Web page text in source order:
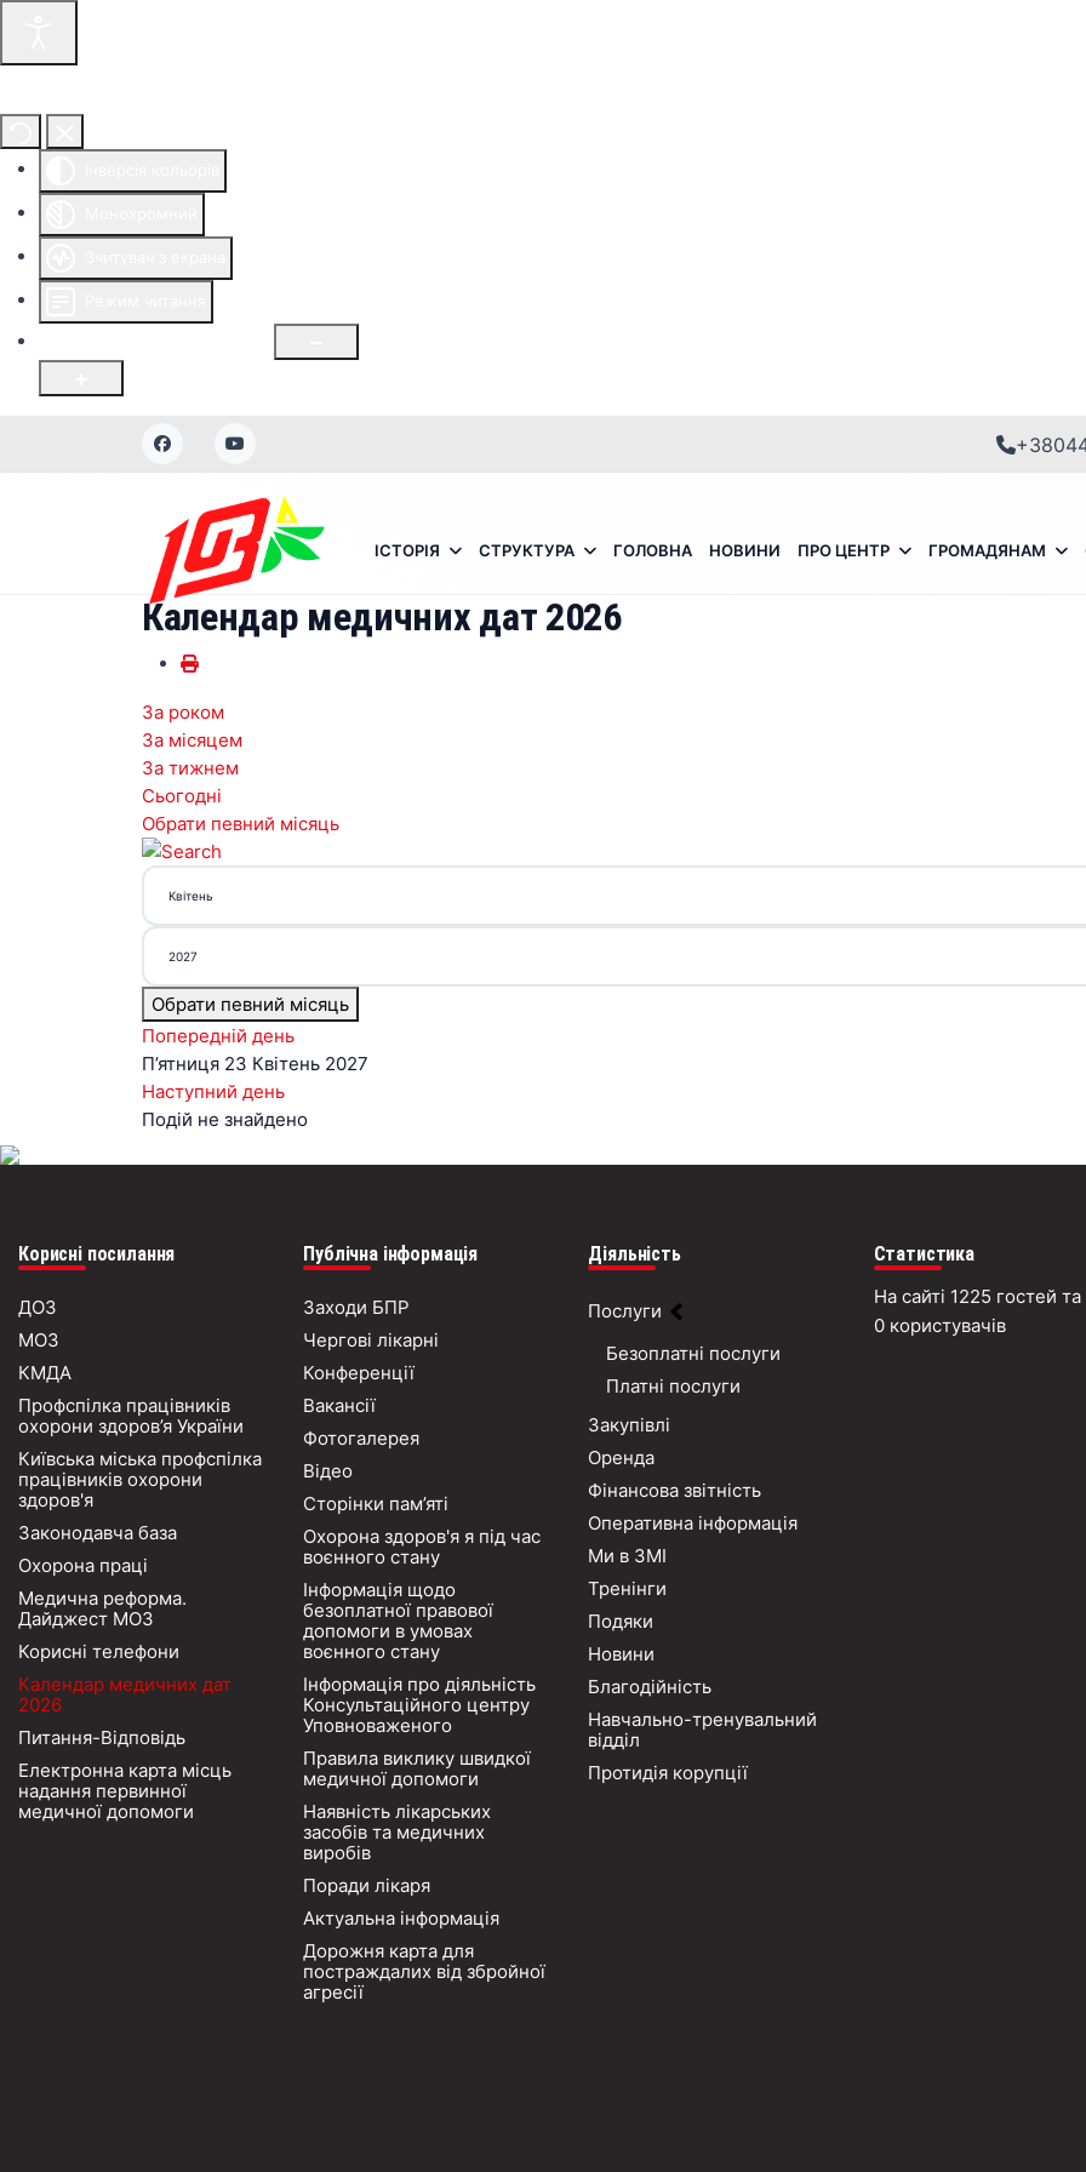
ІСТОРІЯ СТРУКТУРА ГОЛОВНА НОВИНИ ПРО ЦЕНТР ГРОМАДЯНАМ
Календар медичних дат 2026
За роком
За місяцем
За тижнем
Сьогодні
Обрати певний місяць
Обрати певний місяць
Попередній день
П’ятниця 23 Квітень 2027
Наступний день
Подій не знайдено
Корисні посилання
ДОЗ
МОЗ
КМДА
Профспілка працівників
охорони здоров’я України
Київська міська профспілка
працівників охорони
здоров'я
Законодавча база
Охорона праці
Медична реформа.
Дайджест МОЗ
Корисні телефони
Календар медичних дат
2026
Питання-Відповідь
Електронна карта місць
надання первинної
медичної допомоги
Публічна інформація
Заходи БПР
Чергові лікарні
Конференції
Вакансії
Фотогалерея
Відео
Сторінки пам’яті
Охорона здоров'я я під час
воєнного стану
Інформація щодо
безоплатної правової
допомоги в умовах
воєнного стану
Інформація про діяльність
Консультаційного центру
Уповноваженого
Правила виклику швидкої
медичної допомоги
Наявність лікарських
засобів та медичних
виробів
Поради лікаря
Актуальна інформація
Дорожня карта для
постраждалих від збройної
агресії
Діяльність
Послуги
Безоплатні послуги
Платні послуги
Закупівлі
Оренда
Фінансова звітність
Оперативна інформація
Ми в ЗМІ
Тренінги
Подяки
Новини
Благодійність
Навчально-тренувальний
відділ
Протидія корупції
Статистика
На сайті 1225 гостей та
0 користувачів